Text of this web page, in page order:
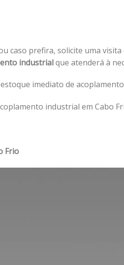
caso prefira, solicite uma
industrialque atenderá à
imediato de
industrial em Cabo
Frio